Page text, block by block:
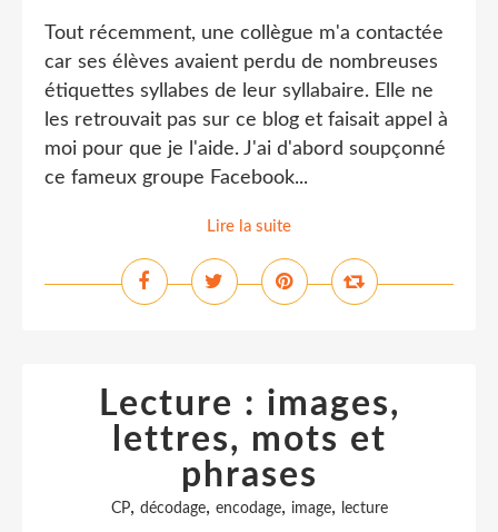
Tout récemment, une collègue m'a contactée
car ses élèves avaient perdu de nombreuses
étiquettes syllabes de leur syllabaire. Elle ne
les retrouvait pas sur ce blog et faisait appel à
moi pour que je l'aide. J'ai d'abord soupçonné
ce fameux groupe Facebook...
Lire la suite
Lecture : images,
lettres, mots et
phrases
CP, décodage, encodage, image, lecture